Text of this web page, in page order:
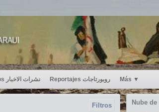
Telediarios نشرات الاخبار Reportajes روبورتاجات Más ▼
Nube de
Filtros